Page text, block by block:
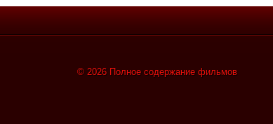
© 2026 Полное содержание фильмов